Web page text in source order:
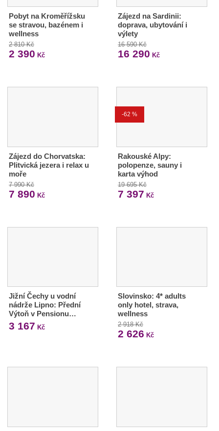
Pobyt na Kroměřížsku
se stravou, bazénem i
wellness
2 810 Kč
2 390 Kč
Zájezd na Sardinii:
doprava, ubytování i
výlety
16 590 Kč
16 290 Kč
Zájezd do Chorvatska:
Plitvická jezera i relax u
moře
7 990 Kč
7 890 Kč
-62 %
Rakouské Alpy:
polopenze, sauny i
karta výhod
19 695 Kč
7 397 Kč
Jižní Čechy u vodní
nádrže Lipno: Přední
Výtoň v Pensionu…
3 167 Kč
Slovinsko: 4* adults
only hotel, strava,
wellness
2 918 Kč
2 626 Kč